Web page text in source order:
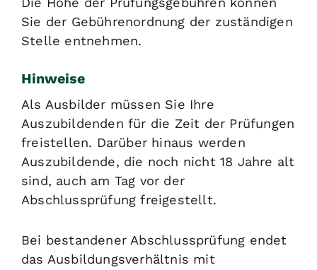
Sie der Gebührenordnung der zuständigen
Stelle entnehmen.
Hinweise
Als Ausbilder müssen Sie Ihre
Auszubildenden für die Zeit der Prüfungen
freistellen. Darüber hinaus werden
Auszubildende, die noch nicht 18 Jahre alt
sind, auch am Tag vor der
Abschlussprüfung freigestellt.
Bei bestandener Abschlussprüfung endet
das Ausbildungsverhältnis mit